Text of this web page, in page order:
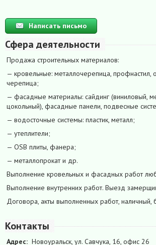
Написать письмо
Сфера деятельности
Продажа строительных материалов:
— кровельные: металлочерепица, профнастил,
черепица;
— фасадные материалы: сайдинг (виниловый,
цокольный), фасадные панели, подвесные
— водосточные системы: пластик, металл;
— утеплители;
— OSB плиты, фанера;
— металлопрокат и др.
Выполнение кровельных и фасадных работ
Выполнение внутренних работ. Выезд
Договора, акты выполненных работ, наличный,
Контакты
Адрес: Новоуральск, ул. Савчука, 16, офис 26